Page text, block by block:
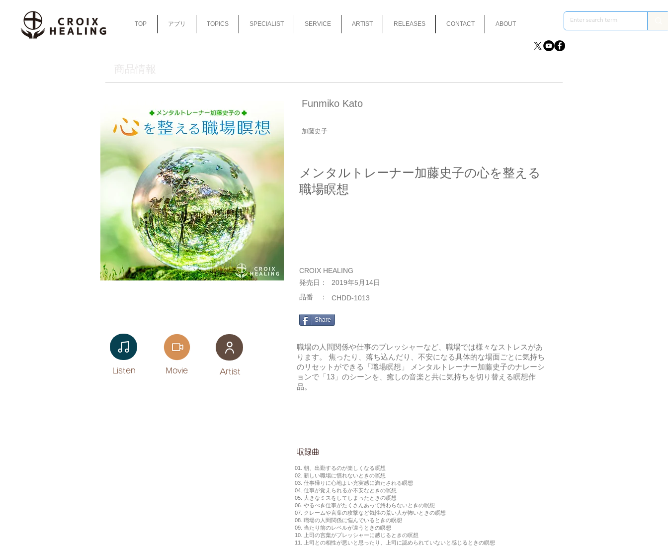
TOP アプリ TOPICS SPECIALIST SERVICE ARTIST RELEASES CONTACT ABOUT
​商品情報
Listen​ Movie ​Artist
Funmiko Kato
加藤史子
メンタルトレーナー加藤史子の心を整える
職場瞑想
CROIX HEALING
2019年5月14日
​発売日：
​品番 ：
CHDD-1013
Share
職場の人間関係や仕事のプレッシャーなど、職場では様々なストレスがあ
ります。 焦ったり、落ち込んだり、不安になる具体的な場面ごとに気持ち
のリセットができる「職場瞑想」 メンタルトレーナー加藤史子のナレーシ
ョンで「13」のシーンを、癒しの音楽と共に気持ちを切り替える瞑想作
品。
​収録曲
01. 朝、出勤するのが楽しくなる瞑想
02. 新しい職場に慣れないときの瞑想
03. 仕事帰りに心地よい充実感に満たされる瞑想
04. 仕事が覚えられるか不安なときの瞑想
05. 大きなミスをしてしまったときの瞑想
06. やるべき仕事がたくさんあって終わらないときの瞑想
07. クレームや言葉の攻撃など気性の荒い人が怖いときの瞑想
08. 職場の人間関係に悩んでいるときの瞑想
09. 当たり前のレベルが違うときの瞑想
10. 上司の言葉がプレッシャーに感じるときの瞑想
11. 上司との相性が悪いと思ったり、上司に認められていないと感じるときの瞑想